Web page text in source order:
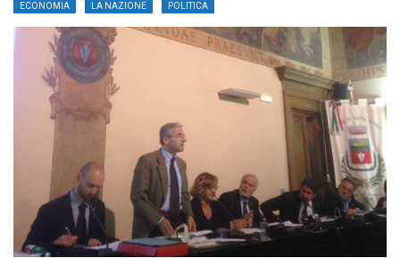
ECONOMIA LA NAZIONE POLITICA